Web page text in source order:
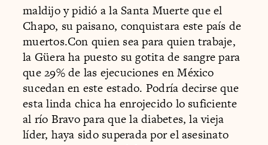
maldijo y pidió a la Santa Muerte que el
Chapo, su paisano, conquistara este país de
muertos.Con quien sea para quien trabaje,
la Güera ha puesto su gotita de sangre para
que 29% de las ejecuciones en México
sucedan en este estado. Podría decirse que
esta linda chica ha enrojecido lo suficiente
al río Bravo para que la diabetes, la vieja
líder, haya sido superada por el asesinato